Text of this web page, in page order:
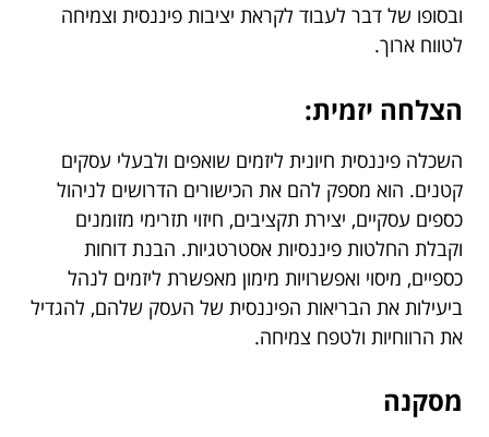
ובסופו של דבר לעבוד לקראת יציבות פיננסית וצמיחה
לטווח ארוך.
הצלחה יזמית:
השכלה פיננסית חיונית ליזמים שואפים ולבעלי עסקים
קטנים. הוא מספק להם את הכישורים הדרושים לניהול
כספים עסקיים, יצירת תקציבים, חיזוי תזרימי מזומנים
וקבלת החלטות פיננסיות אסטרטגיות. הבנת דוחות
כספיים, מיסוי ואפשרויות מימון מאפשרת ליזמים לנהל
ביעילות את הבריאות הפיננסית של העסק שלהם, להגדיל
את הרווחיות ולטפח צמיחה.
מסקנה